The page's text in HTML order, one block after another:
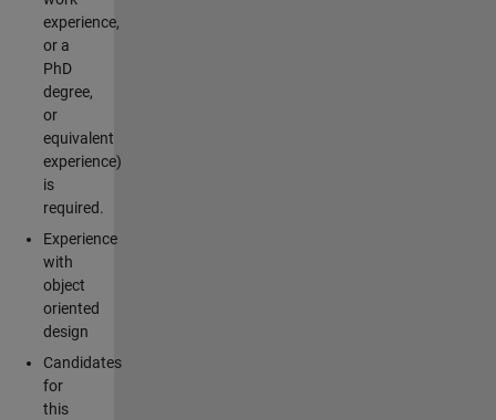
experience,
or a
PhD
degree,
or
equivalent
experience)
is
required.
Experience
with
object
oriented
design
Candidates
for
this